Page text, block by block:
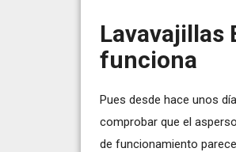
Lavavajillas
funciona
Pues desde hace unos
comprobar que el
de funcionamiento